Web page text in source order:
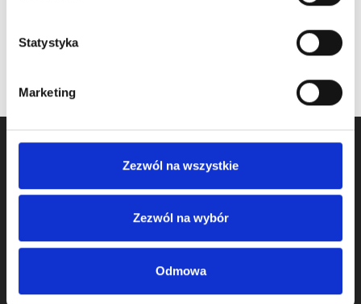
Statystyka
Marketing
Zezwól na wszystkie
Zezwól na wybór
Odmowa
Zajmujemy się sprzedażą komponentów do bram od 2009